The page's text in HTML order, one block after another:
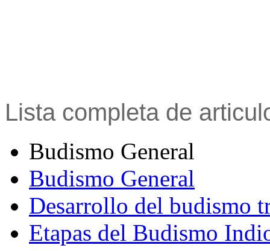
Lista completa de
Budismo General
Budismo General
Desarrollo del budismo
Etapas del Budismo